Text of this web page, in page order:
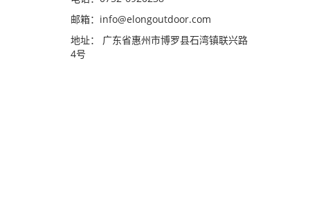
邮箱： info@elongoutdoor.com
地址： 广东省惠州市博罗县石湾镇联兴路
4号